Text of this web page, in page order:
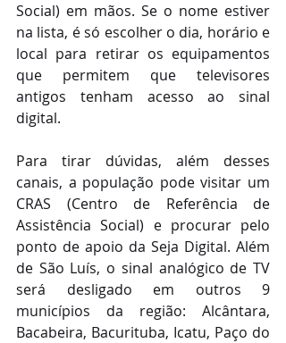
Social) em mãos. Se o nome estiver
na lista, é só escolher o dia, horário e
local para retirar os equipamentos
que permitem que televisores
antigos tenham acesso ao sinal
digital.
Para tirar dúvidas, além desses
canais, a população pode visitar um
CRAS (Centro de Referência de
Assistência Social) e procurar pelo
ponto de apoio da Seja Digital. Além
de São Luís, o sinal analógico de TV
será desligado em outros 9
municípios da região: Alcântara,
Bacabeira, Bacurituba, Icatu, Paço do